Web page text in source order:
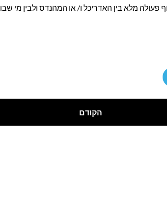
פעולה מלא בין האדריכל ו/ או המהנדס ולבין מי
הקודם